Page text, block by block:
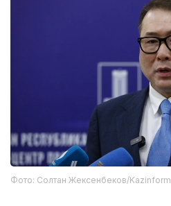
Фото: Солтан Жексенбеков/Kazinform